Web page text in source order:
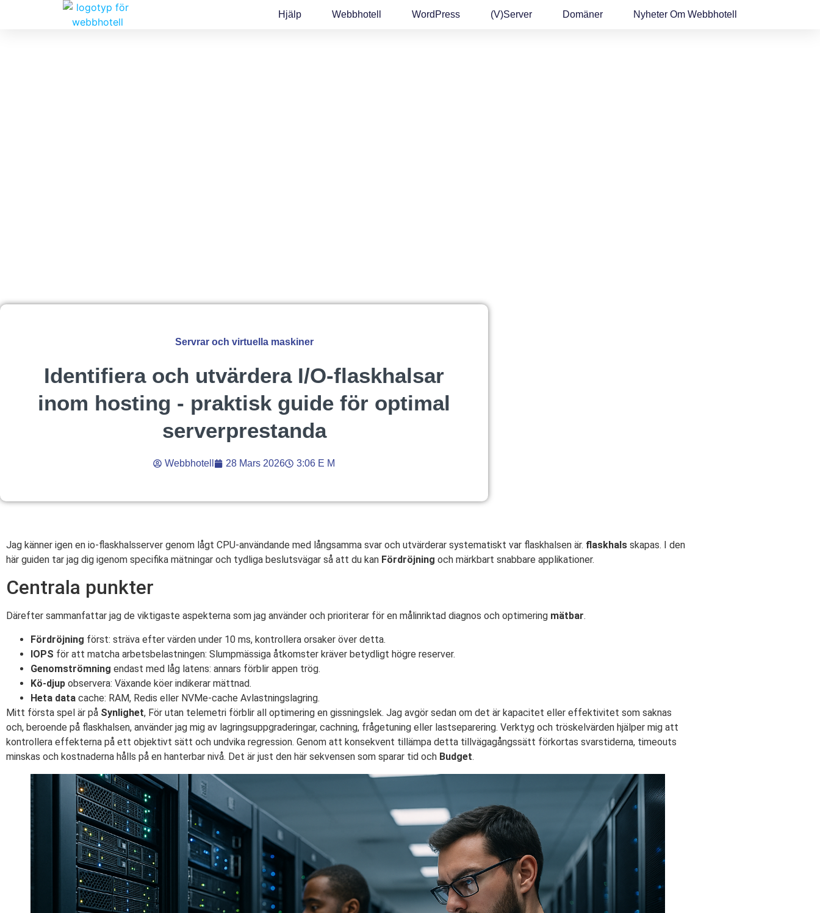
Hjälp Webbhotell WordPress (v)Server Domäner Nyheter Om Webbhotell
Servrar och virtuella maskiner
Identifiera och utvärdera I/O-flaskhalsar
inom hosting - praktisk guide för optimal
serverprestanda
Webbhotell 28 Mars 2026 3:06 E M
Jag känner igen en io-flaskhalsserver genom lågt CPU-användande med långsamma svar och utvärderar systematiskt var flaskhalsen är. flaskhals skapas. I den
här guiden tar jag dig igenom specifika mätningar och tydliga beslutsvägar så att du kan Fördröjning och märkbart snabbare applikationer.
Centrala punkter
Därefter sammanfattar jag de viktigaste aspekterna som jag använder och prioriterar för en målinriktad diagnos och optimering mätbar.
Fördröjning först: sträva efter värden under 10 ms, kontrollera orsaker över detta.
IOPS för att matcha arbetsbelastningen: Slumpmässiga åtkomster kräver betydligt högre reserver.
Genomströmning endast med låg latens: annars förblir appen trög.
Kö-djup observera: Växande köer indikerar mättnad.
Heta data cache: RAM, Redis eller NVMe-cache Avlastningslagring.
Mitt första spel är på Synlighet, För utan telemetri förblir all optimering en gissningslek. Jag avgör sedan om det är kapacitet eller effektivitet som saknas
och, beroende på flaskhalsen, använder jag mig av lagringsuppgraderingar, cachning, frågetuning eller lastseparering. Verktyg och tröskelvärden hjälper mig att
kontrollera effekterna på ett objektivt sätt och undvika regression. Genom att konsekvent tillämpa detta tillvägagångssätt förkortas svarstiderna, timeouts
minskas och kostnaderna hålls på en hanterbar nivå. Det är just den här sekvensen som sparar tid och Budget.